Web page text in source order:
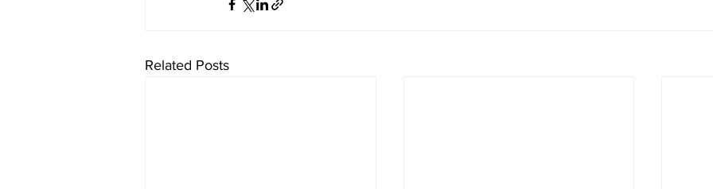
Related Posts